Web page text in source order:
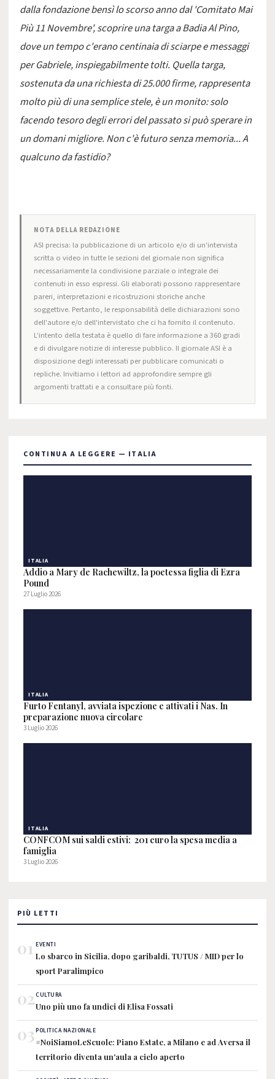
dalla fondazione bensì lo scorso anno dal 'Comitato Mai
Più 11 Novembre', scoprire una targa a Badia Al Pino,
dove un tempo c'erano centinaia di sciarpe e messaggi
per Gabriele, inspiegabilmente tolti. Quella targa,
sostenuta da una richiesta di 25.000 firme, rappresenta
molto più di una semplice stele, è un monito: solo
facendo tesoro degli errori del passato si può sperare in
un domani migliore. Non c'è futuro senza memoria... A
qualcuno da fastidio?
NOTA DELLA REDAZIONE
ASI precisa: la pubblicazione di un articolo e/o di un'intervista
scritta o video in tutte le sezioni del giornale non significa
necessariamente la condivisione parziale o integrale dei
contenuti in esso espressi. Gli elaborati possono rappresentare
pareri, interpretazioni e ricostruzioni storiche anche
soggettive. Pertanto, le responsabilità delle dichiarazioni sono
dell'autore e/o dell'intervistato che ci ha fornito il contenuto.
L'intento della testata è quello di fare informazione a 360 gradi
e di divulgare notizie di interesse pubblico. Il giornale ASI è a
disposizione degli interessati per pubblicare comunicati o
repliche. Invitiamo i lettori ad approfondire sempre gli
argomenti trattati e a consultare più fonti.
CONTINUA A LEGGERE — ITALIA
ITALIA
Addio a Mary de Rachewiltz, la poetessa figlia di Ezra
Pound
27 Luglio 2026
ITALIA
Furto Fentanyl, avviata ispezione e attivati i Nas. In
preparazione nuova circolare
3 Luglio 2026
ITALIA
CONFCOM sui saldi estivi: 201 euro la spesa media a
famiglia
3 Luglio 2026
PIÙ LETTI
01 EVENTI
Lo sbarco in Sicilia, dopo garibaldi, TUTUS / MID per lo
sport Paralimpico
02CULTURA
Uno più uno fa undici di Elisa Fossati
03POLITICA NAZIONALE
#NoiSiamoLeScuole: Piano Estate, a Milano e ad Aversa il
territorio diventa un'aula a cielo aperto